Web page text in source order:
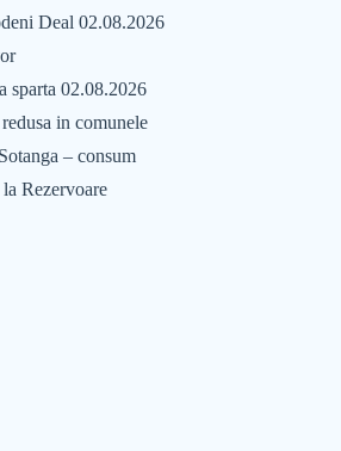
Deal 02.08.2026
sparta 02.08.2026
in comunele
– consum
Rezervoare